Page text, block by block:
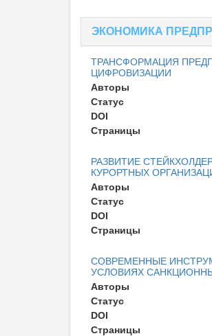
ЭКОНОМИКА
ТРАНСФОРМАЦИЯ
ЦИФРОВИЗАЦИИ
Авторы
Статус
DOI
Страницы
РАЗВИТИЕ
КУРОРТНЫХ
Авторы
Статус
DOI
Страницы
СОВРЕМЕННЫЕ
УСЛОВИЯХ
Авторы
Статус
DOI
Страницы